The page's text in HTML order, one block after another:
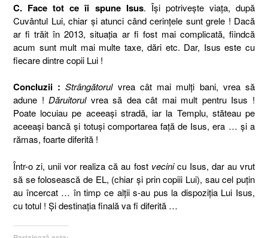
C. Face tot ce îi spune Isus. Îşi potriveşte viaţa, după
Cuvântul Lui, chiar şi atunci când cerinţele sunt grele ! Dacă
ar fi trăit în 2013, situaţia ar fi fost mai complicată, fiindcă
acum sunt mult mai multe taxe, dări etc. Dar, Isus este cu
fiecare dintre copii Lui !
Concluzii : Strângătorulvrea cât mai mulţi bani, vrea să
adune !Dăruitorulvrea să dea cât mai mult pentru Isus !
Poate locuiau pe aceeaşi stradă, iar la Templu, stăteau pe
aceeaşi bancă şi totuşi comportarea faţă de Isus, era … şi a
rămas, foarte diferită !
Într-o zi, unii vor realiza că au fost vecinicu Isus, dar au vrut
să se folosească de EL, (chiar şi prin copiii Lui), sau cel puţin
au încercat … în timp ce alţii s-au pus la dispoziţia Lui Isus,
cu totul ! Şi destinaţia finală va fi diferită …